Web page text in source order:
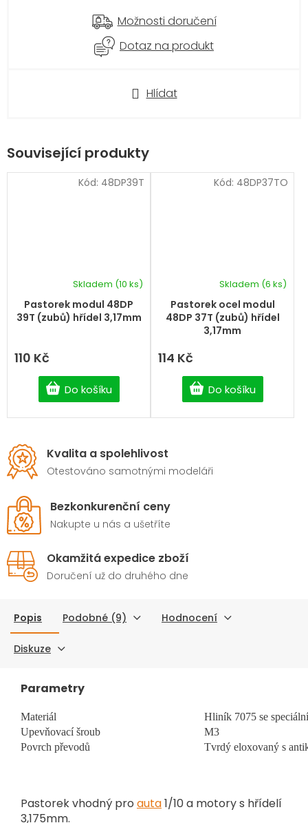
Hlídat
Možnosti doručení
Dotaz na produkt
Související produkty
Pastorek modul 48DP
39T (zubů) hřídel 3,17mm
Skladem (10 ks)
110 Kč
Do košíku
Kód: 48DP39T
Pastorek ocel modul
48DP 37T (zubů) hřídel
3,17mm
Skladem (6 ks)
114 Kč
Do košíku
Kód: 48DP37TO
Kvalita a spolehlivost
Otestováno samotnými modeláři
Bezkonkurenční ceny
Nakupte u nás a ušetříte
Okamžitá expedice zboží
Doručení už do druhého dne
Popis Podobné (9) Hodnocení
Diskuze
Parametry
Materiál
Hliník 7075 se
Upevňovací šroub
M3
Povrch převodů
Tvrdý eloxovaný s
Pastorek vhodný pro auta1/10 a motory s hřídelí
3,175mm.